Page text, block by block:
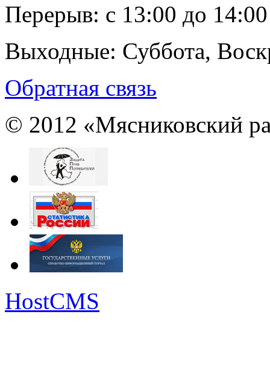
Перерыв: с 13:00 до 14:00
Выходные: Суббота,
Обратная связь
© 2012 «Мясниковский
HostCMS